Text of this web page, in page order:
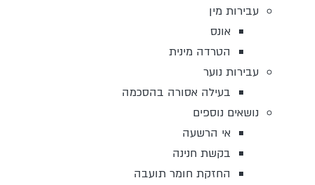
עבירות מין
אונס
הטרדה מינית
עבירות נוער
בעילה אסורה בהסכמה
נושאים נוספים
אי הרשעה
בקשת חנינה
החזקת חומר תועבה